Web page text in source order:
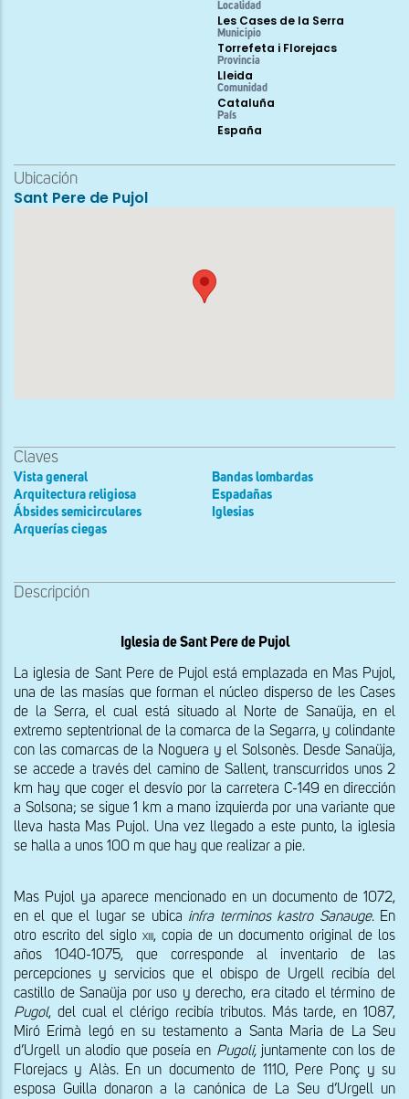
Localidad
Les Cases de la Serra
Municipio
Torrefeta i Florejacs
Provincia
Lleida
Comunidad
Cataluña
País
España
Ubicación
Sant Pere de Pujol
Claves
Vista general
Arquitectura religiosa
Ábsides semicirculares
Arquerías ciegas
Bandas lombardas
Espadañas
Iglesias
Descripción
Iglesia de Sant Pere de Pujol
La iglesia de Sant Pere de Pujol está emplazada en Mas Pujol,
una de las masías que forman el núcleo disperso de les Cases
de la Serra, el cual está situado al Norte de Sanaüja, en el
extremo septentrional de la comarca de la Segarra, y colindante
con las comarcas de la Noguera y el Solsonès. Desde Sanaüja,
se accede a través del camino de Sallent, transcurridos unos 2
km hay que coger el desvío por la carretera C-149 en dirección
a Solsona; se sigue 1 km a mano izquierda por una variante que
lleva hasta Mas Pujol. Una vez llegado a este punto, la iglesia
se halla a unos 100 m que hay que realizar a pie.
Mas Pujol ya aparece mencionado en un documento de 1072,
en el que el lugar se ubica infra terminos kastro Sanauge. En
otro escrito del siglo xiii, copia de un documento original de los
años 1040-1075, que corresponde al inventario de las
percepciones y servicios que el obispo de Urgell recibía del
Pugol, del cual el clérigo recibía tributos. Más tarde, en 1087,
Miró Erimà legó en su testamento a Santa Maria de La Seu
d’Urgell un alodio que poseía en Pugoli, juntamente con los de
Florejacs y Alàs. En un documento de 1110, Pere Ponç y su
esposa Guilla donaron a la canónica de La Seu d’Urgell un